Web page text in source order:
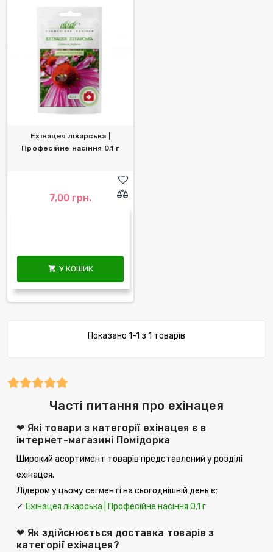
Ехінацея лікарська |
Професійне насіння 0,1 г
7,00 грн.
 У КОШИК
Показано 1-1 з 1 товарів
Часті питання про ехінацея
❤ Які товари з категорії ехінацея є в
інтернет-магазині Помідорка
Широкий асортимент товарів представлений у розділі
ехінацея.
Лідером у цьому сегменті на сьогоднішній день є:
✓ Ехінацея лікарська | Професійне насіння 0,1 г
❤ Як здійснюється доставка товарів з
категорії ехінацея?